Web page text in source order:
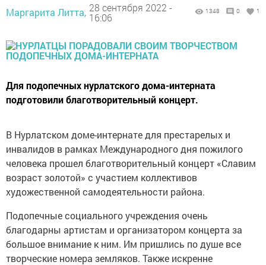
Маргарита Литта, 28 сентября 2022 -
16:06
1348 0 1
Для подопечных нурлатского дома-интерната
подготовили благотворительный концерт.
В Нурлатском доме-интернате для престарелых и
инвалидов в рамках Международного дня пожилого
человека прошел благотворительный концерт «Славим
возраст золотой» с участием коллективов
художественной самодеятельности района.
Подопечные социального учреждения очень
благодарны артистам и организатором концерта за
большое внимание к ним. Им пришлись по душе все
творческие номера земляков. Также искренне